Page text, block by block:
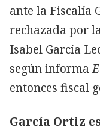
ante la Fiscalía
rechazada por
Isabel García
según informa
entonces fiscal
García Ortiz